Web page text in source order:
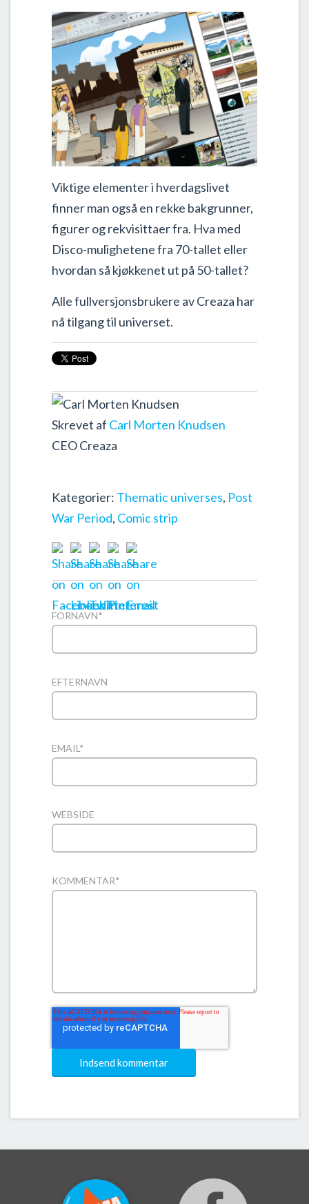
Viktige elementer i hverdagslivet
finner man også en rekke bakgrunner,
figurer og rekvisittaer fra. Hva med
Disco-mulighetene fra 70-tallet eller
hvordan så kjøkkenet ut på 50-tallet?
Alle fullversjonsbrukere av Creaza har
nå tilgang til universet.
Skrevet af Carl Morten Knudsen
CEO Creaza
Kategorier: Thematic universes, Post
War Period, Comic strip
FORNAVN*
EFTERNAVN
EMAIL *
WEBSIDE
KOMMENTAR*